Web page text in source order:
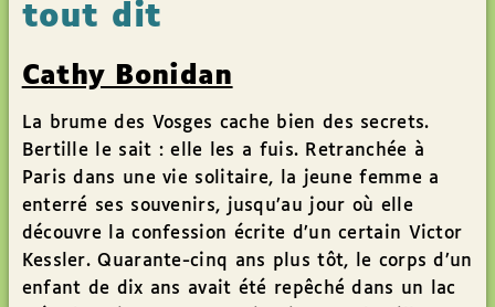
tout dit
Cathy Bonidan
La brume des Vosges cache bien des secrets.
Bertille le sait : elle les a fuis. Retranchée à
Paris dans une vie solitaire, la jeune femme a
enterré ses souvenirs, jusqu’au jour où elle
découvre la confession écrite d’un certain Victor
Kessler. Quarante-cinq ans plus tôt, le corps d’un
enfant de dix ans avait été repêché dans un lac